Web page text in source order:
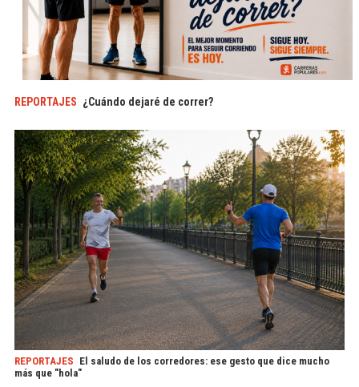
REPORTAJES ¿Cuándo dejaré de correr?
REPORTAJES El saludo de los corredores: ese gesto que dice mucho
más que "hola"